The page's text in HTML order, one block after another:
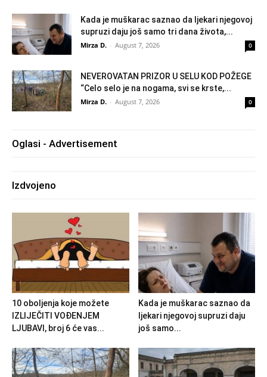
Kada je muškarac saznao da ljekari njegovoj
supruzi daju još samo tri dana života,...
Mirza D. - August 7, 2026 0
NEVEROVATAN PRIZOR U SELU KOD POŽEGE
“Celo selo je na nogama, svi se krste,...
Mirza D. - August 7, 2026 0
Oglasi - Advertisement
Izdvojeno
10 oboljenja koje možete
IZLIJEČITI VOĐENJEM
LJUBAVI, broj 6 će vas...
Kada je muškarac saznao da
ljekari njegovoj supruzi daju
još samo...